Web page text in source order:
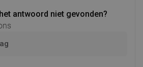
antwoord niet gevonden?